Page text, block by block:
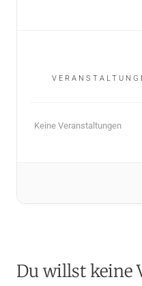
Keine Veranstaltungen
Du willst keine